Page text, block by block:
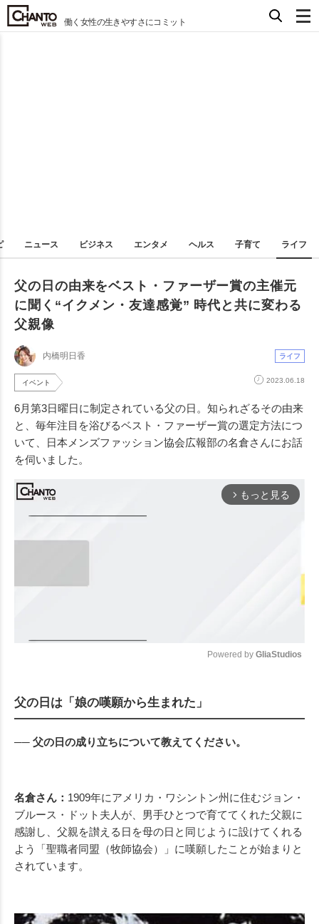
働く女性の生きやすさにコミット
ニュース ビジネス エンタメ ヘルス 子育て ライフ
父の日の由来をベスト・ファーザー賞の主催元
に聞く“イクメン・友達感覚” 時代と共に変わる
父親像
内橋明日香 ライフ
イベント 2023.06.18
6月第3日曜日に制定されている父の日。知られざるその由来
と、毎年注目を浴びるベスト・ファーザー賞の選定方法につ
いて、日本メンズファッション協会広報部の名倉さんにお話
を伺いました。
arrow_forward_ios もっと見る
Powered by GliaStudios
父の日は「娘の嘆願から生まれた」
── 父の日の成り立ちについて教えてください。
名倉さん： 1909年にアメリカ・ワシントン州に住むジョン・
ブルース・ドット夫人が、男手ひとつで育ててくれた父親に
感謝し、父親を讃える日を母の日と同じように設けてくれる
よう「聖職者同盟（牧師協会）」に嘆願したことが始まりと
されています。